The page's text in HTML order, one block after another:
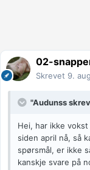
02-
Skrevet 9.
"Audunss
Hei, har ikke
siden april nå, så
spørsmål, er ikke
kanskje svare på